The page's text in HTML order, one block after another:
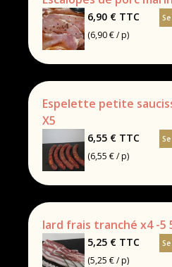
6,90 € TTC
(6,90 € / p)
Espelette petite
X5
6,55 € TTC
(6,55 € / p)
lard frais tranché x4 -5
5,25 € TTC
(5,25 € / p)